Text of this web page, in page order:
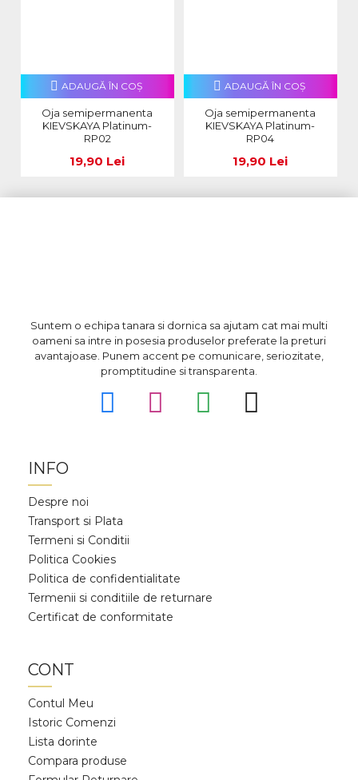
Oja semipermanenta
KIEVSKAYA Platinum-
RP02
19,90 Lei
ADAUGĂ ÎN COŞ
Oja semipermanenta
KIEVSKAYA Platinum-
RP04
19,90 Lei
ADAUGĂ ÎN COŞ
Suntem o echipa tanara si dornica sa ajutam cat mai multi
oameni sa intre in posesia produselor preferate la preturi
avantajoase. Punem accent pe comunicare, seriozitate,
promptitudine si transparenta.
INFO
Despre noi
Transport si Plata
Termeni si Conditii
Politica Cookies
Politica de confidentialitate
Termenii si conditiile de returnare
Certificat de conformitate
CONT
Contul Meu
Istoric Comenzi
Lista dorinte
Compara produse